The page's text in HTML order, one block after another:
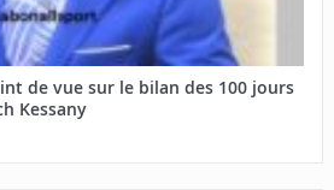
de vue sur le bilan des 100 jours
Kessany